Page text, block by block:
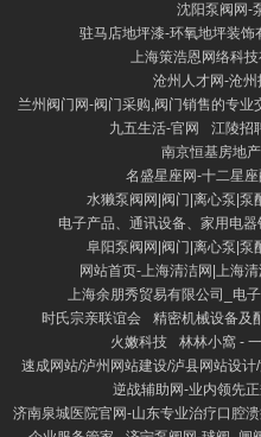
沈阳泵阀网-
驻马店地坪漆-环氧地坪装饰
上海策浩恩网络科技
沧州人才网-沧
兰州阀门网-阀门采购,阀门销售的专业
九五生活-官网
江陵招
南京恒基房地
名盛星座网-十二星
水獭泵阀网|阀门|离心泵|泵
电子产品、通讯设备、家用电
阜阳泵阀网|阀门|离心泵|泵
网站首页-上海清洁网|上海
上海余朋秀贸易有限公司_电
时氏宗亲联谊会
精密机械设备及
火嫩科技
林林小窩 -
速成网站/泸州网站建设/泸县网站设
逆战辅助网-业内领先
济南泉城医院官网-山东专业治疗口腔